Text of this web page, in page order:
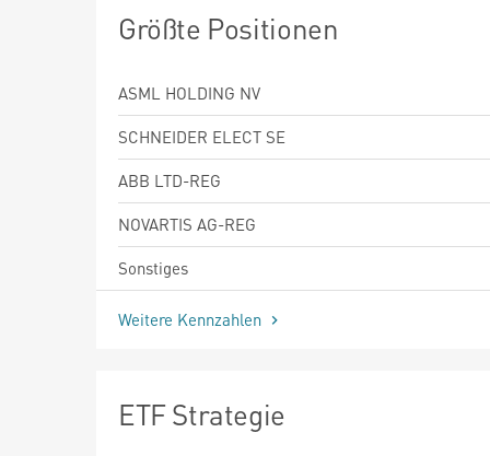
Größte Positionen
ASML HOLDING NV
SCHNEIDER ELECT SE
ABB LTD-REG
NOVARTIS AG-REG
Sonstiges
Weitere Kennzahlen
ETF Strategie